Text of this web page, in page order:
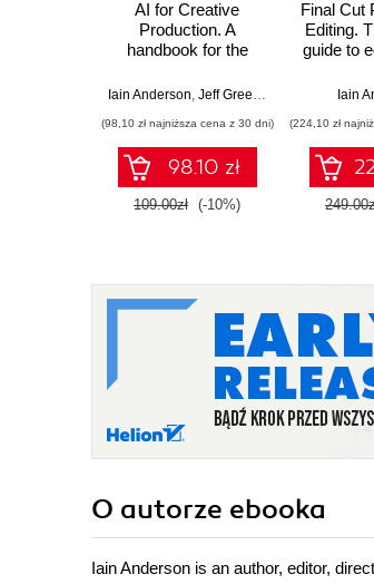
AI for Creative
Production. A
handbook for the
creating and
images, video, and
audio
Iain Anderson, Jeff Greenberg
(98,10 zł najniższa cena z 30 dni)
98.10 zł
109.00zł (-10%)
Final Cut
Editing.
guide to
Iain
(224,10 zł
O autorze ebooka
Iain Anderson is an author, editor,